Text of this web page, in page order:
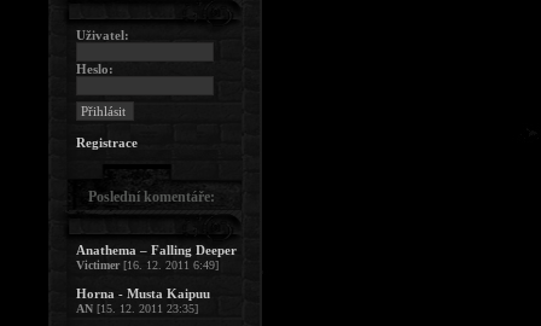
Uživatel:
Heslo:
Registrace
Poslední komentáře:
Anathema – Falling Deeper
Victimer[16. 12. 2011 6:49]
Horna - Musta Kaipuu
AN [15. 12. 2011 23:35]